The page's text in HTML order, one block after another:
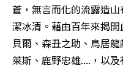
蒼，無言而化的流露造
潔冰清。藉由百年來揭
貝爾、森丑之助、鳥居
萊斯、鹿野忠雄....，以